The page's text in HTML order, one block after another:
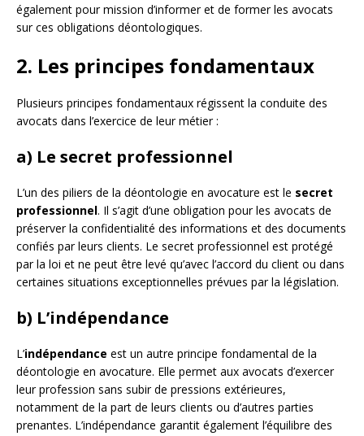
également pour mission d’informer et de former les avocats
sur ces obligations déontologiques.
2. Les principes fondamentaux
Plusieurs principes fondamentaux régissent la conduite des
avocats dans l’exercice de leur métier :
a) Le secret professionnel
L’un des piliers de la déontologie en avocature est le secret
professionnel. Il s’agit d’une obligation pour les avocats de
préserver la confidentialité des informations et des documents
confiés par leurs clients. Le secret professionnel est protégé
par la loi et ne peut être levé qu’avec l’accord du client ou dans
certaines situations exceptionnelles prévues par la législation.
b) L’indépendance
L’indépendance est un autre principe fondamental de la
déontologie en avocature. Elle permet aux avocats d’exercer
leur profession sans subir de pressions extérieures,
notamment de la part de leurs clients ou d’autres parties
prenantes. L’indépendance garantit également l’équilibre des